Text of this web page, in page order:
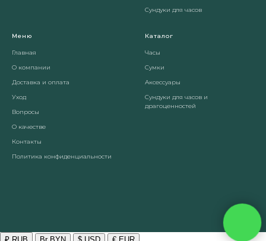
Сундуки для часов
Меню
Главная
О компании
Доставка и оплата
Уход
Вопросы
О качестве
Контакты
Политика конфиденциальности
Каталог
Часы
Сумки
Аксессуары
Сундуки для часов и
драгоценностей